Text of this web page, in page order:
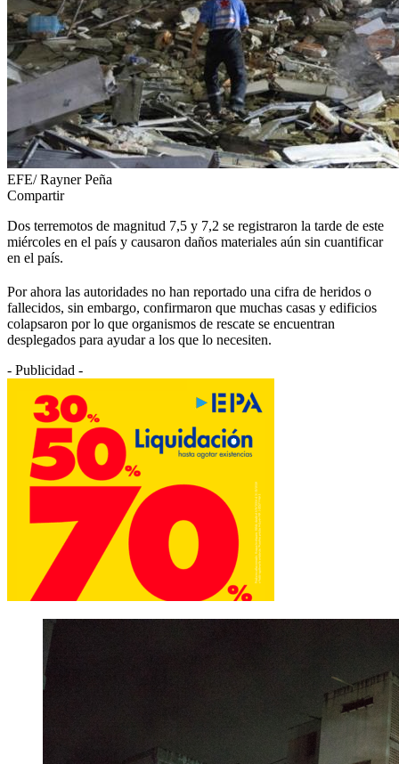
EFE/ Rayner Peña
Compartir
Dos terremotos de magnitud 7,5 y 7,2 se registraron la tarde de este
miércoles en el país y causaron daños materiales aún sin cuantificar
en el país.
Por ahora las autoridades no han reportado una cifra de heridos o
fallecidos, sin embargo, confirmaron que muchas casas y edificios
colapsaron por lo que organismos de rescate se encuentran
desplegados para ayudar a los que lo necesiten.
- Publicidad -